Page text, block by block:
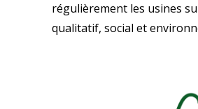
régulièrement les usines
qualitatif, social et